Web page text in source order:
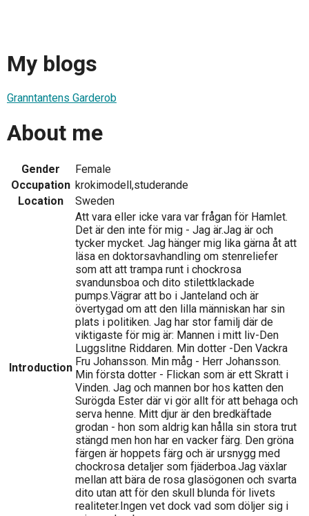
My blogs
Granntantens Garderob
About me
Gender
Female
Occupation krokimodell,studerande
Location
Sweden
Introduction
Att vara eller icke vara var frågan för Hamlet.
Det är den inte för mig - Jag är.Jag är och
tycker mycket. Jag hänger mig lika gärna åt att
läsa en doktorsavhandling om stenreliefer
som att att trampa runt i chockrosa
svandunsboa och dito stilettklackade
pumps.Vägrar att bo i Janteland och är
övertygad om att den lilla människan har sin
plats i politiken. Jag har stor familj där de
viktigaste för mig är: Mannen i mitt liv-Den
Luggslitne Riddaren. Min dotter -Den Vackra
Fru Johansson. Min måg - Herr Johansson.
Min första dotter - Flickan som är ett Skratt i
Vinden. Jag och mannen bor hos katten den
Surögda Ester där vi gör allt för att behaga och
serva henne. Mitt djur är den bredkäftade
grodan - hon som aldrig kan hålla sin stora trut
stängd men hon har en vacker färg. Den gröna
färgen är hoppets färg och är ursnygg med
chockrosa detaljer som fjäderboa.Jag växlar
mellan att bära de rosa glasögonen och svarta
dito utan att för den skull blunda för livets
realiteter.Ingen vet dock vad som döljer sig i